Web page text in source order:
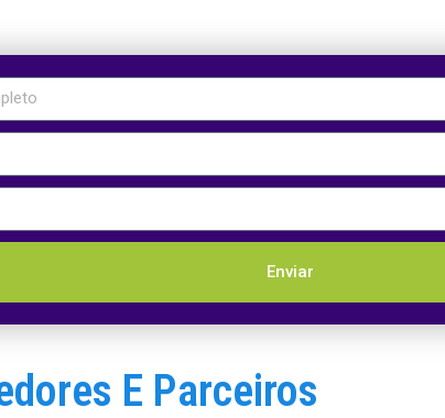
Enviar
E Parceiros